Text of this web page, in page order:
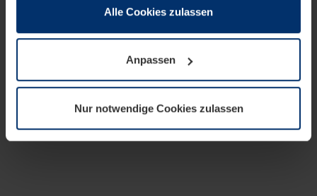
wenn diese für den Betrieb dieser Seite unbedingt
notwendig sind. Für alle anderen Cookie-Typen benötigen
wir Ihre Erlaubnis. Ihre Einwilligung können Sie jederzeit
Datenschutzerklärungunserer Website ändern oder
widerrufen.
Alle Cookies zulassen
Anpassen
Nur notwendige Cookies zulassen